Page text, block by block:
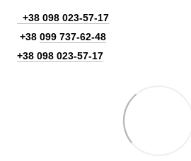
+38 098 023-57-17
+38 099 737-62-48
+38 098 023-57-17